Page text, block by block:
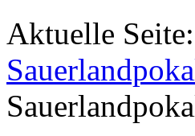
Aktuelle Seite: